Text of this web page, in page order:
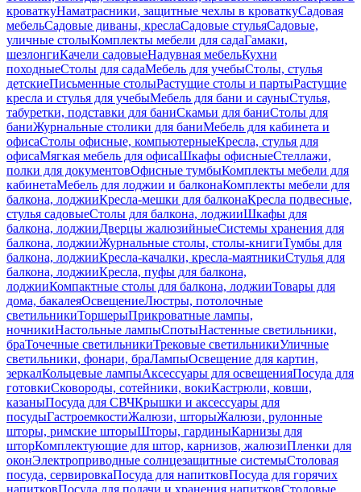
кроваткуНаматрасники, защитные чехлы в кроваткуСадовая
мебельСадовые диваны, креслаСадовые стульяСадовые,
уличные столыКомплекты мебели для садаГамаки,
шезлонгиКачели садовыеНадувная мебельКухни
походныеСтолы для садаМебель для учебыСтолы, стулья
детскиеПисьменные столыРастущие столы и партыРастущие
кресла и стулья для учебыМебель для бани и сауныСтулья,
табуретки, подставки для баниСкамьи для баниСтолы для
баниЖурнальные столики для баниМебель для кабинета и
офисаСтолы офисные, компьютерныеКресла, стулья для
офисаМягкая мебель для офисаШкафы офисныеСтеллажи,
полки для документовОфисные тумбыКомплекты мебели для
кабинетаМебель для лоджии и балконаКомплекты мебели для
балкона, лоджииКресла-мешки для балконаКресла подвесные,
стулья садовыеСтолы для балкона, лоджииШкафы для
балкона, лоджииДверцы жалюзийныеСистемы хранения для
балкона, лоджииЖурнальные столы, столы-книгиТумбы для
балкона, лоджииКресла-качалки, кресла-маятникиСтулья для
балкона, лоджииКресла, пуфы для балкона,
лоджииКомпактные столы для балкона, лоджииТовары для
дома, бакалеяОсвещениеЛюстры, потолочные
светильникиТоршерыПрикроватные лампы,
ночникиНастольные лампыСпотыНастенные светильники,
браТочечные светильникиТрековые светильникиУличные
светильники, фонари, браЛампыОсвещение для картин,
зеркалКольцевые лампыАксессуары для освещенияПосуда для
готовкиСковороды, сотейники, вокиКастрюли, ковши,
казаныПосуда для СВЧКрышки и аксессуары для
посудыГастроемкостиЖалюзи, шторыЖалюзи, рулонные
шторы, римские шторыШторы, гардиныКарнизы для
шторКомплектующие для штор, карнизов, жалюзиПленки для
оконЭлектроприводные солнцезащитные системыСтоловая
посуда, сервировкаПосуда для напитковПосуда для горячих
напитковПосуда для подачи и хранения напитковСтоловые